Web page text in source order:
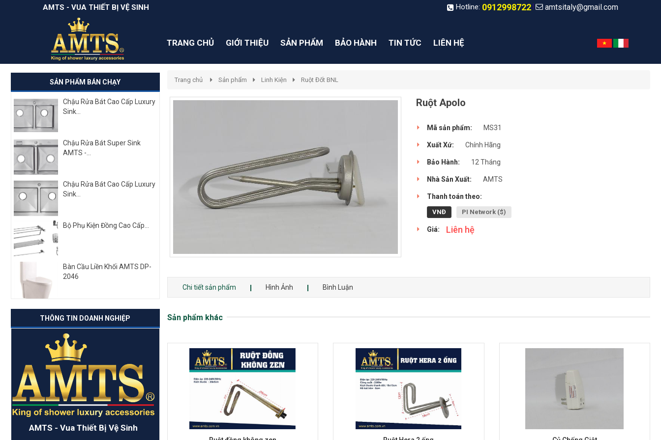
AMTS - VUA THIẾT BỊ VỆ SINH Hotline: 0912998722 amtsitaly@gmail.com
TRANG CHỦ GIỚI THIỆU SẢN PHẨM BẢO HÀNH TIN TỨC LIÊN HỆ
SẢN PHẨM BÁN CHẠY
Chậu Rửa Bát Cao Cấp Luxury
Sink...
Chậu Rửa Bát Super Sink
AMTS -...
Chậu Rửa Bát Cao Cấp Luxury
Sink...
Bộ Phụ Kiện Đồng Cao Cấp...
Bàn Cầu Liền Khối AMTS DP-
2046
THÔNG TIN DOANH NGHIỆP
AMTS - Vua Thiết Bị Vệ Sinh
Trang chủ Sản phẩm Linh Kiện Ruột Đốt BNL
Ruột Apolo
Mã sản phẩm: MS31
Xuất Xứ: Chính Hãng
Bảo Hành: 12 Tháng
Nhà Sản Xuất: AMTS
Thanh toán theo:
VNĐ PI Network ($)
Giá: Liên hệ
Chi tiết sản phẩm Hình Ảnh Bình Luận
Sản phẩm khác